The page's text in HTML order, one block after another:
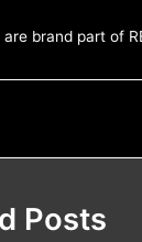
are brand part of
Posts